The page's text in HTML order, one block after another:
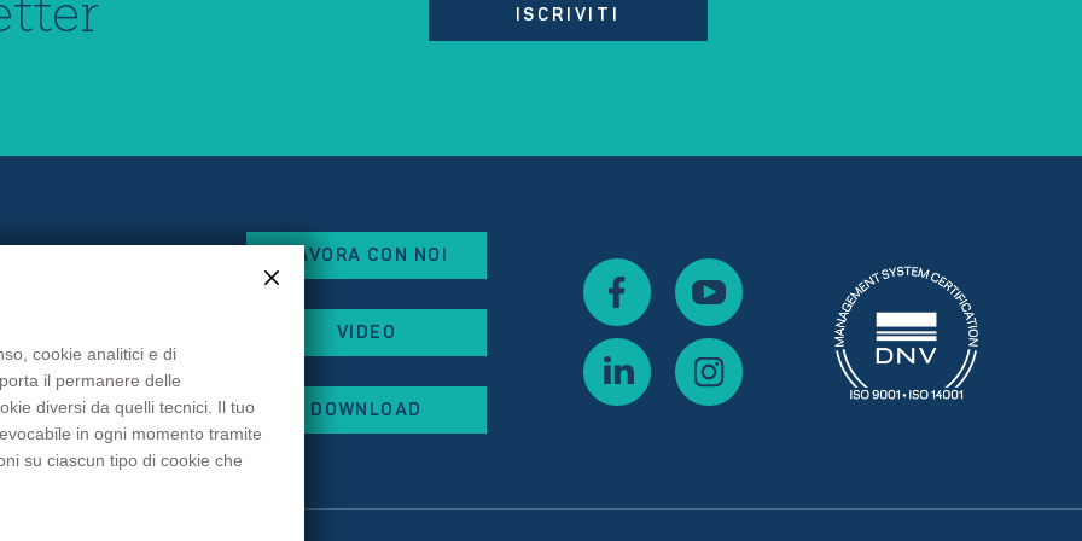
ISCRIVITI
Besse
44
LAVORA CON NOI
VIDEO
DOWNLOAD
cookie analitici e di
il permanere delle
diversi da quelli tecnici. Il tuo
in ogni momento tramite
su ciascun tipo di cookie che